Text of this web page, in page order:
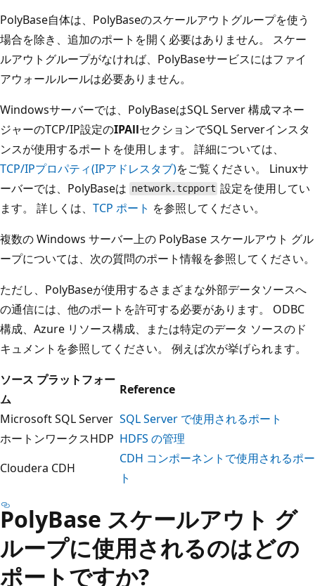
PolyBase自体は、PolyBaseのスケールアウトグループを使う
場合を除き、追加のポートを開く必要はありません。 スケー
ルアウトグループがなければ、PolyBaseサービスにはファイ
アウォールルールは必要ありません。
Windowsサーバーでは、PolyBaseはSQL Server 構成マネー
ジャーのTCP/IP設定のIPAllセクションでSQL Serverインスタ
ンスが使用するポートを使用します。 詳細については、
TCP/IPプロパティ(IPアドレスタブ)をご覧ください。 Linuxサ
ーバーでは、PolyBaseは network.tcpport 設定を使用してい
ます。 詳しくは、 TCP ポート を参照してください。
複数の Windows サーバー上の PolyBase スケールアウト グル
ープについては、次の質問のポート情報を参照してください。
ただし、PolyBaseが使用するさまざまな外部データソースへ
の通信には、他のポートを許可する必要があります。 ODBC
構成、Azure リソース構成、または特定のデータ ソースのド
キュメントを参照してください。 例えば次が挙げられます。
ソース プラットフォー
ム
Reference
Microsoft SQL Server SQL Server で使用されるポート
ホートンワークスHDP HDFS の管理
Cloudera CDH
CDH コンポーネントで使用されるポー
ト
PolyBase スケールアウト グ
ループに使用されるのはどの
ポートですか?